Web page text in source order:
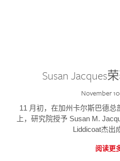
Susan Jacques
November
11 月初，在加州卡尔斯巴德总
上，研究院授予 Susan M.
Liddicoat杰出
阅读更